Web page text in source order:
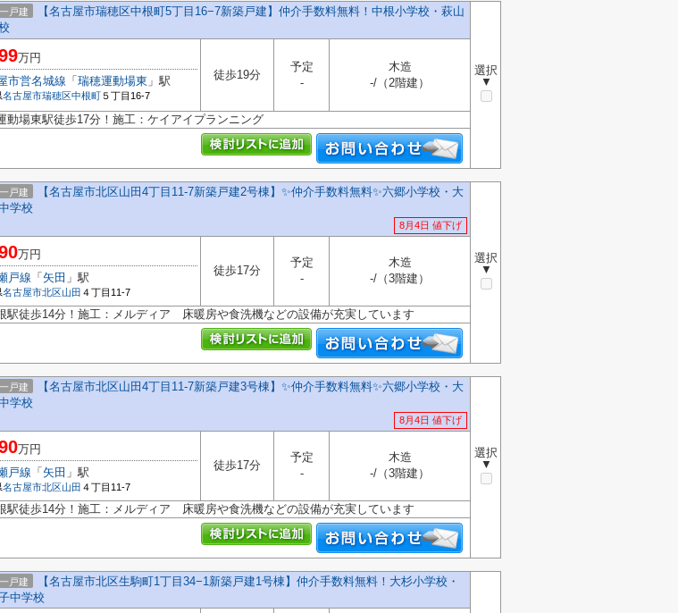
戸建
【名古屋市瑞穂区中根町5丁目16−7新築戸建】仲介手数料無料！中根小学校・萩山
選択
▼
万円
市営名城線 「 瑞穂運動場東 」駅
名古屋市瑞穂区中根町 ５丁目16-7
徒歩19分
予定
-
木造
-/（2階建）
動場東駅徒歩17分！施工：ケイアイプランニング
戸建
【名古屋市北区山田4丁目11-7新築戸建2号棟】✨️仲介手数料無料✨️六郷小学校・大
学校
8月4日 値下げ
選択
▼
万円
戸線 「 矢田 」駅
名古屋市北区山田 ４丁目11-7
徒歩17分
予定
-
木造
-/（3階建）
駅徒歩14分！施工：メルディア 床暖房や食洗機などの設備が充実しています
戸建
【名古屋市北区山田4丁目11-7新築戸建3号棟】✨️仲介手数料無料✨️六郷小学校・大
学校
8月4日 値下げ
選択
▼
万円
戸線 「 矢田 」駅
名古屋市北区山田 ４丁目11-7
徒歩17分
予定
-
木造
-/（3階建）
駅徒歩14分！施工：メルディア 床暖房や食洗機などの設備が充実しています
戸建
【名古屋市北区生駒町1丁目34−1新築戸建1号棟】仲介手数料無料！大杉小学校・
中学校